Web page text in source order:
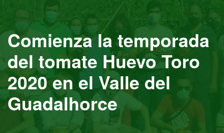
Comienza la temporada
del tomate Huevo Toro
2020 en el Valle del
Guadalhorce